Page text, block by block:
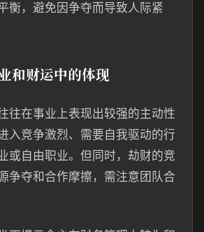
衡，避免因争夺而导致人际紧
和财运中的体现
往在事业上表现出较强的主动性
入竞争激烈、需要自我驱动的行
或自由职业。但同时，劫财的竞
争夺和合作摩擦，需注意团队合